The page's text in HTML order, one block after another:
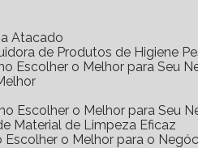
Atacado
de Produtos de Higiene
Escolher o Melhor para Seu
Escolher o Melhor para Seu
Material de Limpeza Eficaz
Escolher o Melhor para o